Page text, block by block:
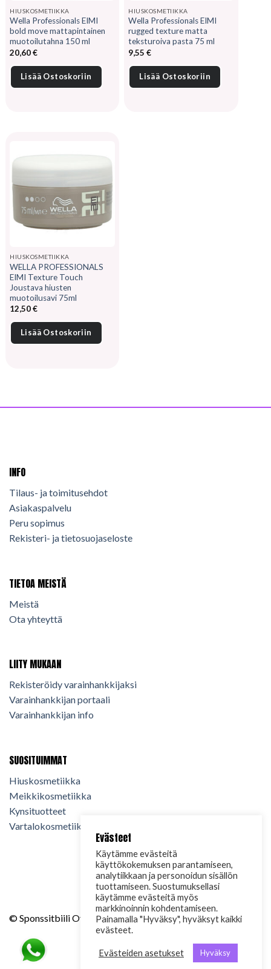
HIUSKOSMETIIKKA
Wella Professionals EIMI
bold move mattapintainen
muotoilutahna 150 ml
20,60€
Lisää Ostoskoriin
HIUSKOSMETIIKKA
Wella Professionals EIMI
rugged texture matta
teksturoiva pasta 75 ml
9,55€
Lisää Ostoskoriin
HIUSKOSMETIIKKA
WELLA PROFESSIONALS
EIMI Texture Touch
Joustava hiusten
muotoilusavi 75ml
12,50€
Lisää Ostoskoriin
INFO
Tilaus- ja toimitusehdot
Asiakaspalvelu
Peru sopimus
Rekisteri- ja tietosuojaseloste
TIETOA MEISTÄ
Meistä
Ota yhteyttä
LIITY MUKAAN
Rekisteröidy varainhankkijaksi
Varainhankkijan portaali
Varainhankkijan info
SUOSITUIMMAT
Hiuskosmetiikka
Meikkikosmetiikka
Kynsituotteet
Vartalokosmetiikka
© Sponssitbiili Oy. 2024. Kaikki oikeudet pidätetään.
Evästeet
Käytämme evästeitä
käyttökokemuksen parantamiseen,
analytiikkaan ja personoidun sisällön
tuottamiseen. Suostumuksellasi
käytämme evästeitä myös
markkinoinnin kohdentamiseen.
Painamalla "Hyväksy", hyväksyt kaikki
evästeet.
Evästeiden asetukset Hyväksy